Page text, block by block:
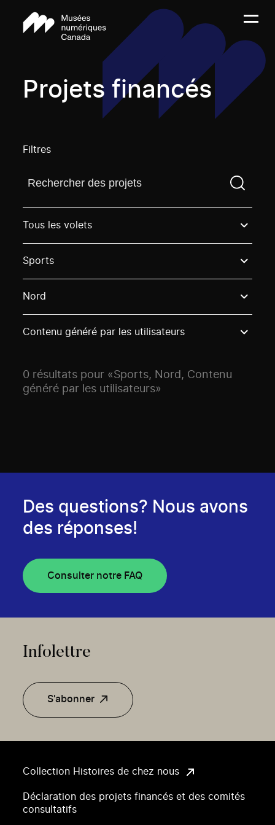
Projets financés
Filtres
Trouvez un projetVous devez saisir un terme de
Tous les volets
Sports
Nord
Contenu généré par les utilisateurs
0 résultats pour «Sports, Nord, Contenu
généré par les utilisateurs»
Collection Histoires de chez nous
Déclaration des projets financés et des comités
consultatifs
Des questions? Nous avons
des réponses!
Consulter notre FAQ
Infolettre
S'abonner